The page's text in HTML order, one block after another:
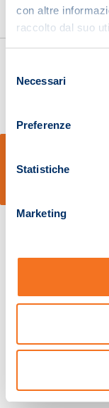
con altre
raccolto dal suo
delNecessari
Preferenze
Statistiche
Marketing
Pistoia 01680210505 –
Società adotta il Codice